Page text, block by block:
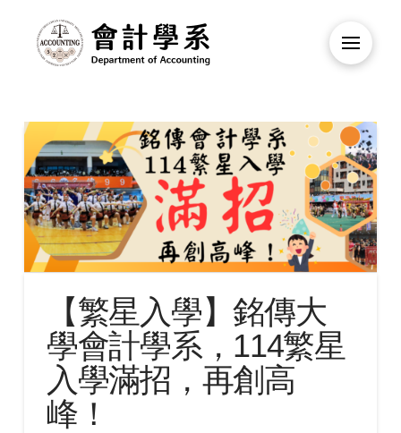
【繁星入學】銘傳大
學會計學系，114繁星
入學滿招，再創高
峰！